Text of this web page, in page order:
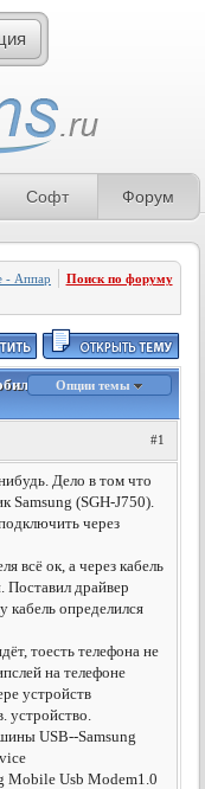
Софт Форум
- Аппаратное обеспечение»
Поиск по форуму
Samsung через
Опции темы
#1
Дело в том что
Samsung (SGH-J750).
через
всё ок, а через кабель
Поставил драйвер
кабель определился
тоесть телефона не
на телефоне
устройств
устройство.
USB--Samsung
Mobile Usb Modem1.0